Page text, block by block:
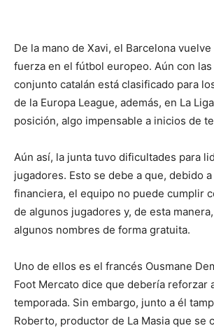
De la mano de Xavi, el Barcelona
fuerza en el fútbol europeo. Aún con
conjunto catalán está clasificado para
de la Europa League, además, en La
posición, algo impensable a inicios de
Aún así, la junta tuvo dificultades para
jugadores. Esto se debe a que, debido
financiera, el equipo no puede cumplir
de algunos jugadores y, de esta
algunos nombres de forma gratuita.
Uno de ellos es el francés Ousmane
Foot Mercato dice que debería reforzar
temporada. Sin embargo, junto a él
Roberto, productor de La Masia que se